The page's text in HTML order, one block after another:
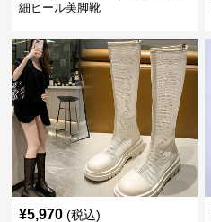
細ヒール美脚靴
¥5,970 (税込)